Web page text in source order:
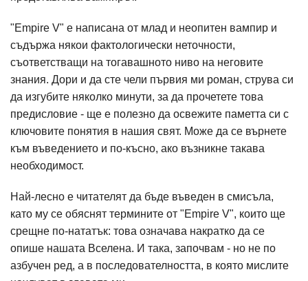
"Еmpire V" е написана от млад и неопитен вампир и
съдържа някои фактологически неточности,
съответстващи на тогавашното ниво на неговите
знания. Дори и да сте чели първия ми роман, струва си
да изгубите няколко минути, за да прочетете това
предисловие - ще е полезно да освежите паметта си с
ключовите понятия в нашия свят. Може да се върнете
към въведението и по-късно, ако възникне такава
необходимост.
Най-лесно е читателят да бъде въведен в смисъла,
като му се обяснят термините от "Еmpire V", които ще
срещне по-нататък: това означава накратко да се
опише нашата Вселена. И така, започвам - но не по
азбучен ред, а в последователността, в която мислите